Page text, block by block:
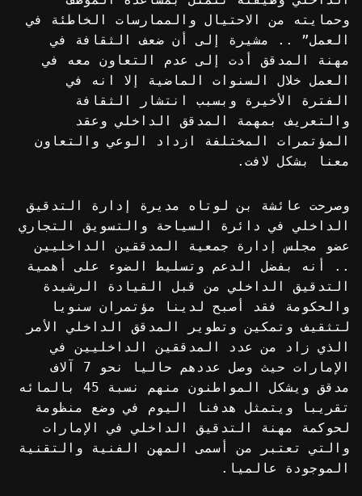
وحمايته من الاحتيال والممارسات الخاطئة في
العمل” .. مشيرة إلى أن ضعف الثقافة في
مهنة المدقق أدت إلى عدم التعاون معه في
العمل خلال السنوات الماضية إلا انه في
الفترة الأخيرة وبسبب انتشار الثقافة
والتعريف بمهمة المدقق الداخلي وعقد
المؤتمرات المختلفة ازداد الوعي والتعاون
معنا بشكل لافت.
وصرحت عائشة بن لوتاه مديرة إدارة التدقيق
الداخلي في دائرة السياحة والتسويق التجاري
عضو مجلس إدارة جمعية المدققين الداخليين
.. أنه بفضل الدعم وتسليط الضوء على أهمية
التدقيق الداخلي من قبل القيادة الرشيدة
والحكومة فقد أصبح لدينا مؤتمران سنويا
لتثقيف وتمكين وتطوير المدقق الداخلي الأمر
الذي زاد من عدد المدققين الداخليين في
الإمارات حيث وصل عددهم حاليا نحو 7 آلاف
مدقق ويشكل المواطنون منهم نسبة 45 بالمائه
تقريبا ويتمثل هدفنا اليوم في وضع منظومة
لحوكمة مهنة التدقيق الداخلي في الإمارات
والتي تعتبر من أسمى المهن الفنية والتقنية
الموجودة عالميا.